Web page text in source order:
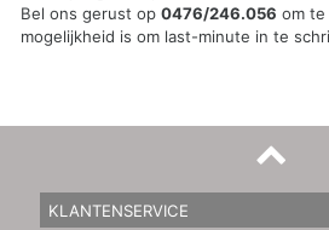
Bel ons gerust op0476/246.056 om te
mogelijkheid is om last-minute in te
KLANTENSERVICE